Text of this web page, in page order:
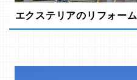
エクステリアのリフォーム